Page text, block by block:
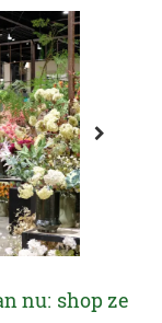
nu: shop ze